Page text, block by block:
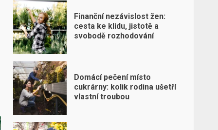
Finanční nezávislost žen:
cesta ke klidu, jistotě a
svobodě rozhodování
Domácí pečení místo
cukrárny: kolik rodina ušetří
vlastní troubou